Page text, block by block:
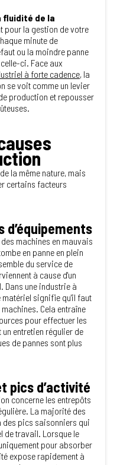
fluidité de la
pour la gestion de votre
minute de
ou la moindre panne
ci. Face aux
à forte cadence, la
se voit comme un levier
production et repousser
la même nature, mais
certains facteurs
d’équipements
machines en mauvais
en panne en plein
du service de
à cause d'un
Dans une industrie à
signifie qu'il faut
Cela entraîne
pour effectuer les
entretien régulier de
de pannes sont plus
pics d’activité
concerne les entrepôts
La majorité des
pics saisonniers qui
de travail. Lorsque le
pour absorber
expose rapidement à